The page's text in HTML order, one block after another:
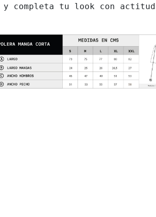
completa tu look con